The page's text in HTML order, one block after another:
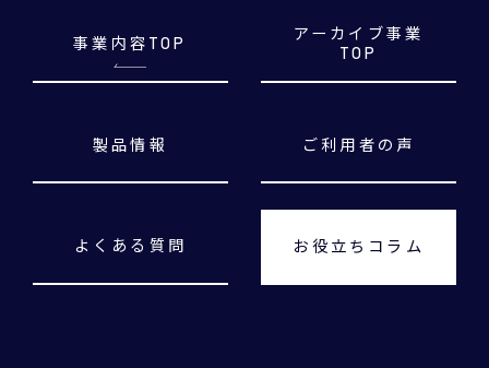
事業内容TOP
アーカイブ事業
TOP
製品情報 ご利用者の声
よくある質問 お役立ちコラム